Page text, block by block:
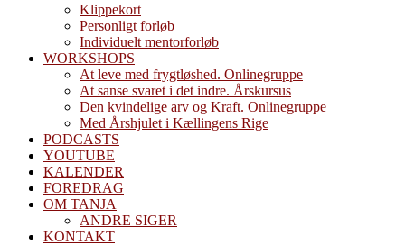
Klippekort
Personligt forløb
Individuelt mentorforløb
WORKSHOPS
At leve med frygtløshed. Onlinegruppe
At sanse svaret i det indre. Årskursus
Den kvindelige arv og Kraft. Onlinegruppe
Med Årshjulet i Kællingens Rige
PODCASTS
YOUTUBE
KALENDER
FOREDRAG
OM TANJA
ANDRE SIGER
KONTAKT